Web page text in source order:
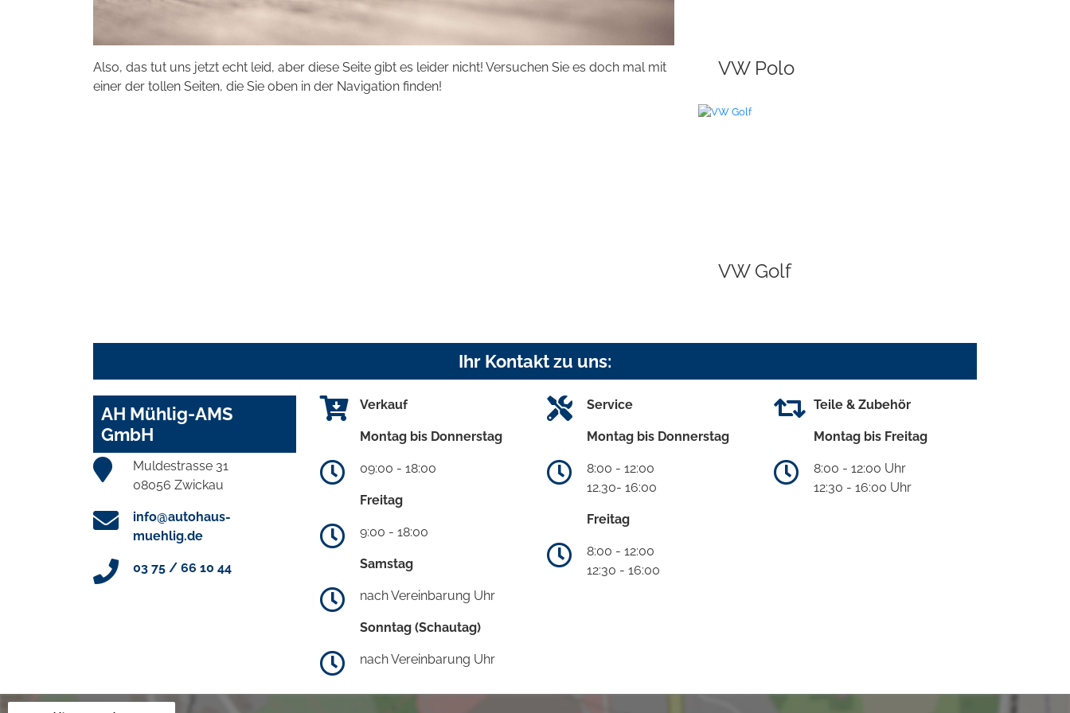
Also, das tut uns jetzt echt leid, aber diese Seite gibt es leider nicht! Versuchen Sie es doch mal mit
einer der tollen Seiten, die Sie oben in der Navigation finden!
VW Polo
VW Golf
Ihr Kontakt zu uns:
AH Mühlig-AMS
GmbH
Muldestrasse 31
08056 Zwickau
info@autohaus-
muehlig.de
03 75 / 66 10 44
Verkauf
Montag bis Donnerstag
09:00 - 18:00
Freitag
9:00 - 18:00
Samstag
nach Vereinbarung Uhr
Sonntag (Schautag)
nach Vereinbarung Uhr
Service
Montag bis Donnerstag
8:00 - 12:00
12.30- 16:00
Freitag
8:00 - 12:00
12:30 - 16:00
Teile & Zubehör
Montag bis Freitag
8:00 - 12:00 Uhr
12:30 - 16:00 Uhr